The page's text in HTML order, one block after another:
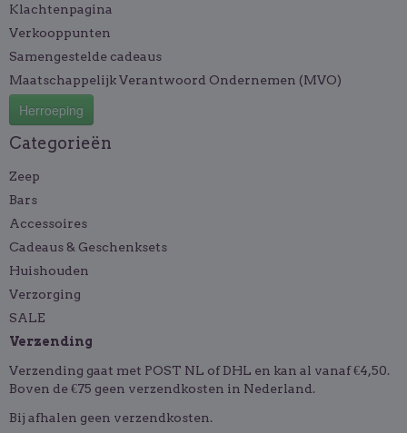
Klachtenpagina
Verkooppunten
Samengestelde cadeaus
Maatschappelijk Verantwoord Ondernemen (MVO)
Herroeping
Categorieën
Zeep
Bars
Accessoires
Cadeaus & Geschenksets
Huishouden
Verzorging
SALE
Verzending
Verzending gaat met POST NL of DHL en kan al vanaf €4,50.
Boven de €75 geen verzendkosten in Nederland.
Bij afhalen geen verzendkosten.